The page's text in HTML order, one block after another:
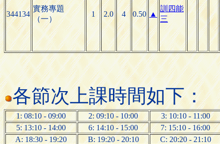
344134
實務專題
（一）
1 2.0 4 0.50 ▲
訓四能
三
各節次上課時間如下：
1: 08:10 - 09:00 2: 09:10 - 10:00
3: 10:10 - 11:00
5: 13:10 - 14:00
6: 14:10 - 15:00
7: 15:10 - 16:00
A: 18:30 - 19:20
B: 19:20 - 20:10 C: 20:20 - 21:10